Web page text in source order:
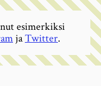
esimerkiksi
jaTwitter.